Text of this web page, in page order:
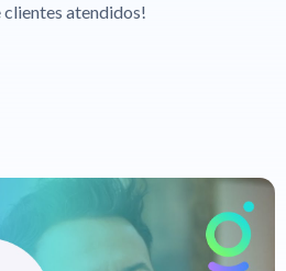
clientes atendidos!